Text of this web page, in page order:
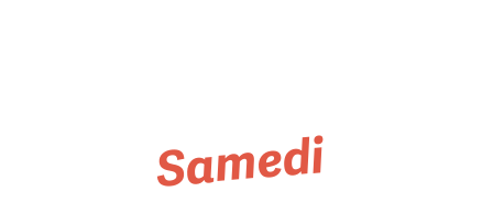
Samedi